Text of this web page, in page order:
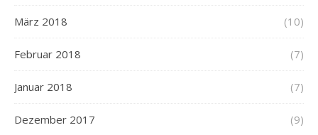
März 2018 (10)
Februar 2018 (7)
Januar 2018 (7)
Dezember 2017 (9)